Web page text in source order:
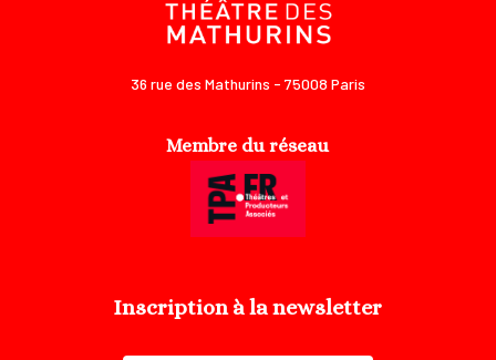
36 rue des Mathurins - 75008 Paris
Membre du réseau
Inscription à la newsletter